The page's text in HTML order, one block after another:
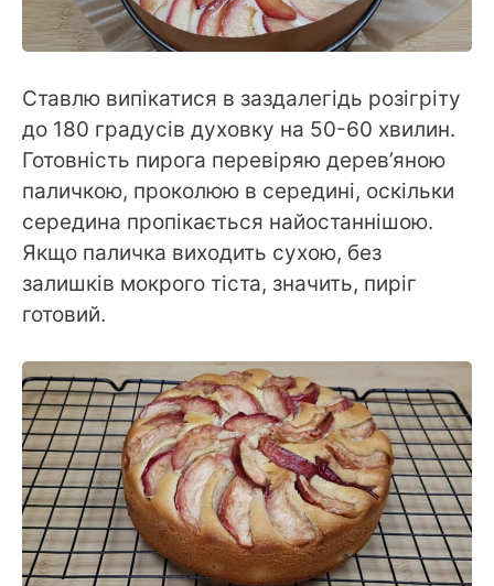
Ставлю випікатися в заздалегідь розігріту
до 180 градусів духовку на 50-60 хвилин.
Готовність пирога перевіряю дерев’яною
паличкою, проколюю в середині, оскільки
середина пропікається найостаннішою.
Якщо паличка виходить сухою, без
залишків мокрого тіста, значить, пиріг
готовий.